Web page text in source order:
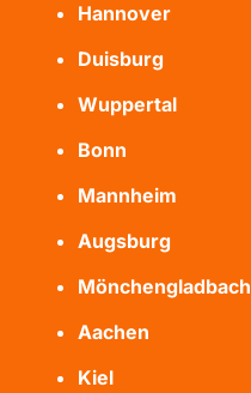
Hannover
Duisburg
Wuppertal
Bonn
Mannheim
Augsburg
Mönchengladbach
Aachen
Kiel